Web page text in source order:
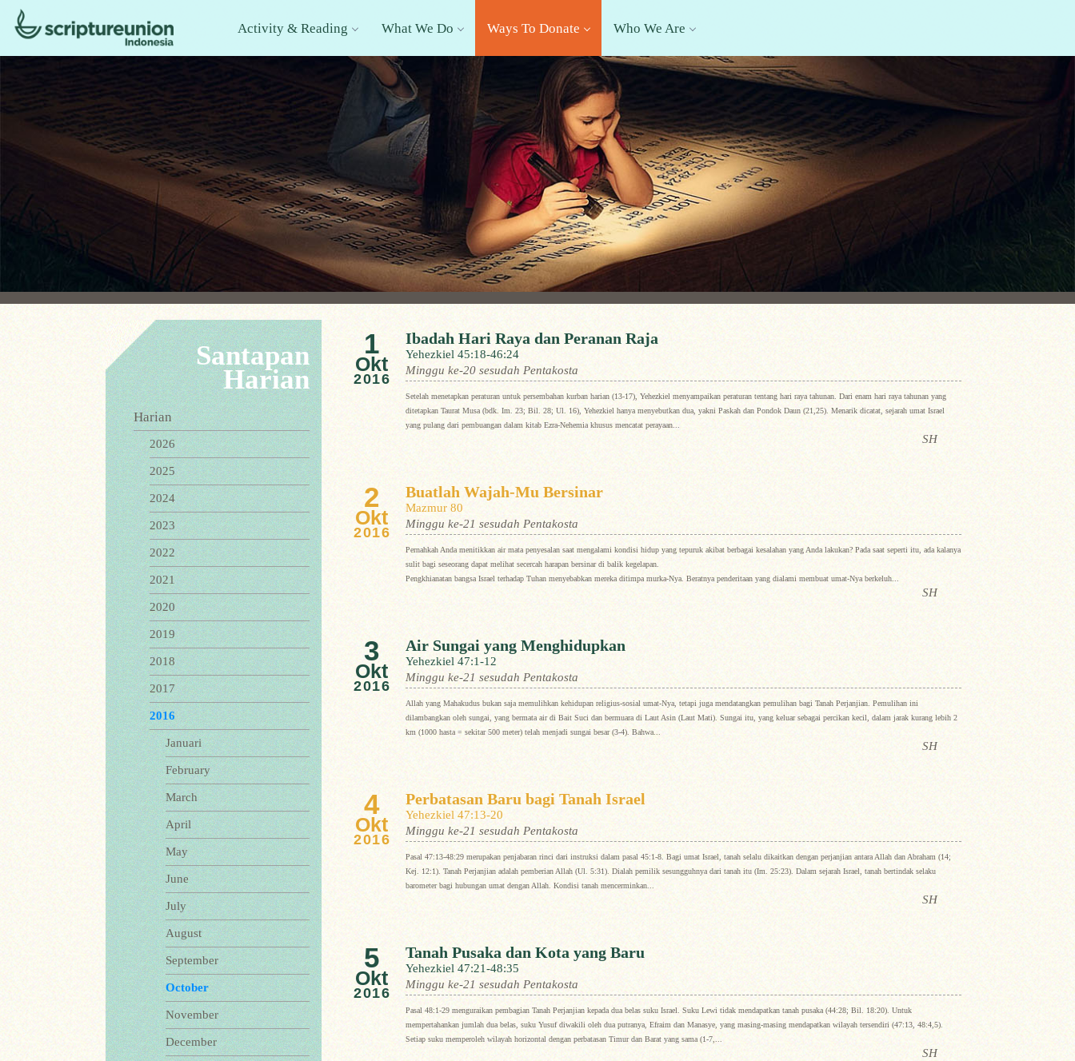
Activity & Reading What We Do Ways To Donate Who We Are
Santapan
Harian
Harian
2026
2025
2024
2023
2022
2021
2020
2019
2018
2017
2016
Januari
February
March
April
May
June
July
August
September
October
November
December
1
Okt
2016
Ibadah Hari Raya dan Peranan Raja
Yehezkiel 45:18-46:24
Minggu ke-20 sesudah Pentakosta
Setelah menetapkan peraturan untuk persembahan kurban harian (13-17), Yehezkiel menyampaikan peraturan tentang hari raya tahunan. Dari enam hari raya tahunan yang
ditetapkan Taurat Musa (bdk. Im. 23; Bil. 28; Ul. 16), Yehezkiel hanya menyebutkan dua, yakni Paskah dan Pondok Daun (21,25). Menarik dicatat, sejarah umat Israel
yang pulang dari pembuangan dalam kitab Ezra-Nehemia khusus mencatat perayaan...
SH
2
Okt
2016
Buatlah Wajah-Mu Bersinar
Mazmur 80
Minggu ke-21 sesudah Pentakosta
Pernahkah Anda menitikkan air mata penyesalan saat mengalami kondisi hidup yang tepuruk akibat berbagai kesalahan yang Anda lakukan? Pada saat seperti itu, ada kalanya
sulit bagi seseorang dapat melihat secercah harapan bersinar di balik kegelapan.
Pengkhianatan bangsa Israel terhadap Tuhan menyebabkan mereka ditimpa murka-Nya. Beratnya penderitaan yang dialami membuat umat-Nya berkeluh...
SH
3
Okt
2016
Air Sungai yang Menghidupkan
Yehezkiel 47:1-12
Minggu ke-21 sesudah Pentakosta
Allah yang Mahakudus bukan saja memulihkan kehidupan religius-sosial umat-Nya, tetapi juga mendatangkan pemulihan bagi Tanah Perjanjian. Pemulihan ini
dilambangkan oleh sungai, yang bermata air di Bait Suci dan bermuara di Laut Asin (Laut Mati). Sungai itu, yang keluar sebagai percikan kecil, dalam jarak kurang lebih 2
km (1000 hasta = sekitar 500 meter) telah menjadi sungai besar (3-4). Bahwa...
SH
4
Okt
2016
Perbatasan Baru bagi Tanah Israel
Yehezkiel 47:13-20
Minggu ke-21 sesudah Pentakosta
Pasal 47:13-48:29 merupakan penjabaran rinci dari instruksi dalam pasal 45:1-8. Bagi umat Israel, tanah selalu dikaitkan dengan perjanjian antara Allah dan Abraham (14;
Kej. 12:1). Tanah Perjanjian adalah pemberian Allah (Ul. 5:31). Dialah pemilik sesungguhnya dari tanah itu (Im. 25:23). Dalam sejarah Israel, tanah bertindak selaku
barometer bagi hubungan umat dengan Allah. Kondisi tanah mencerminkan...
SH
5
Okt
2016
Tanah Pusaka dan Kota yang Baru
Yehezkiel 47:21-48:35
Minggu ke-21 sesudah Pentakosta
Pasal 48:1-29 menguraikan pembagian Tanah Perjanjian kepada dua belas suku Israel. Suku Lewi tidak mendapatkan tanah pusaka (44:28; Bil. 18:20). Untuk
mempertahankan jumlah dua belas, suku Yusuf diwakili oleh dua putranya, Efraim dan Manasye, yang masing-masing mendapatkan wilayah tersendiri (47:13, 48:4,5).
Setiap suku memperoleh wilayah horizontal dengan perbatasan Timur dan Barat yang sama (1-7,...
SH